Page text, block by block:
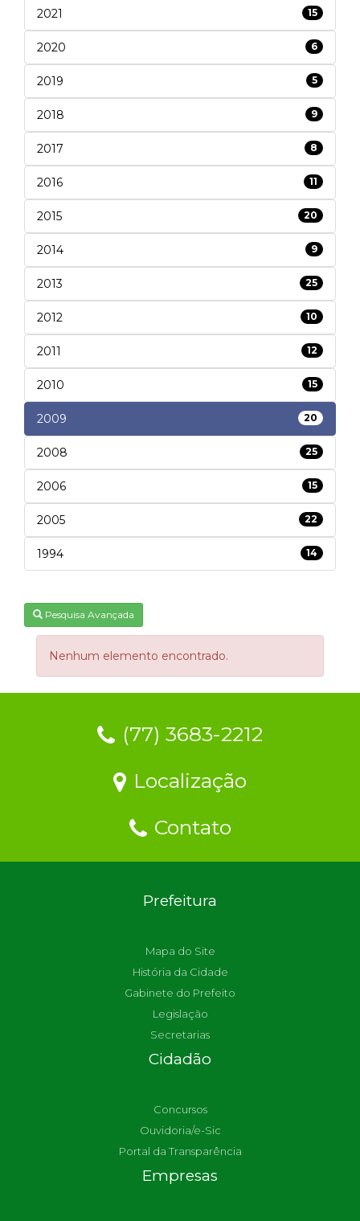
2021 15
2020 6
2019 5
2018 9
2017 8
2016 11
2015 20
2014 9
2013 25
2012 10
2011 12
2010 15
2009 20
2008 25
2006 15
2005 22
1994 14
Pesquisa Avançada
Nenhum elemento encontrado.
(77) 3683-2212
Localização
Contato
Prefeitura
Mapa do Site
História da Cidade
Gabinete do Prefeito
Legislação
Secretarias
Cidadão
Concursos
Ouvidoria/e-Sic
Portal da Transparência
Empresas